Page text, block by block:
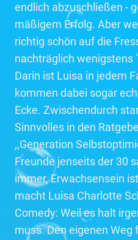
endlich abzuschließen -
mäßigem Erfolg. Aber
richtig schön auf die
nachträglich wenigstens
Darin ist Luisa in jedem
kommen dabei sogar
Ecke. Zwischendurch
Sinnvolles in den
,,Generation
Freunde jenseits der 30
immer, Erwachsensein
macht Luisa Charlotte
Comedy: Weil es halt
muss. Den eigenen Weg